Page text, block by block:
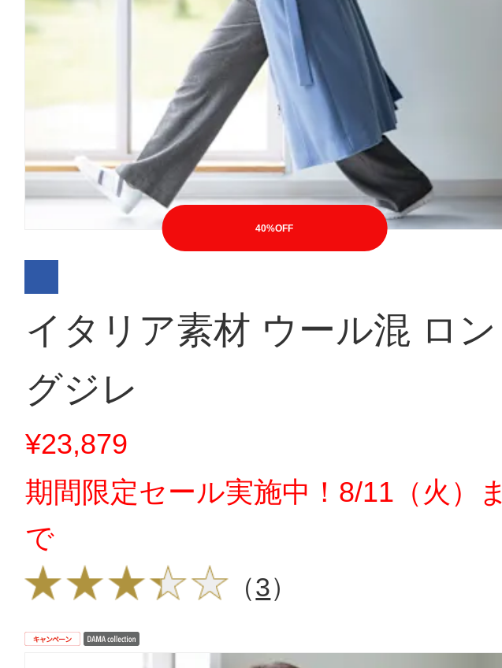
40%OFF
イタリア素材 ウール混 ロン
グジレ
¥23,879
期間限定セール実施中！8/11（火）ま
で
（3）